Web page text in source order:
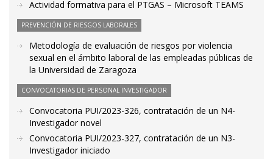
Actividad formativa para el PTGAS – Microsoft TEAMS
PREVENCIÓN DE RIESGOS LABORALES
Metodología de evaluación de riesgos por violencia
sexual en el ámbito laboral de las empleadas públicas de
la Universidad de Zaragoza
CONVOCATORIAS DE PERSONAL INVESTIGADOR
Convocatoria PUI/2023-326, contratación de un N4-
Investigador novel
Convocatoria PUI/2023-327, contratación de un N3-
Investigador iniciado